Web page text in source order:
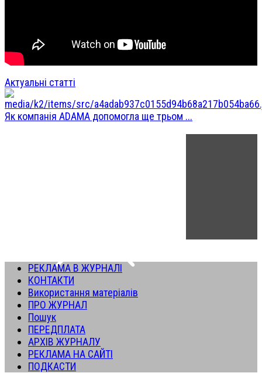
Актуальні статті
Як компанія ADAMA допомогла ще трьом ...
РЕКЛАМА В ЖУРНАЛІ
КОНТАКТИ
Використання матеріалів
ПРО ЖУРНАЛ
Пошук
ПЕРЕДПЛАТА
АРХІВ ЖУРНАЛУ
РЕКЛАМА НА САЙТІ
ПОДКАСТИ